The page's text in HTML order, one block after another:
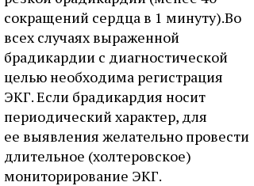
сокращений сердца в 1 минуту).Во
всех случаях выраженной
брадикардии с диагностической
целью необходима регистрация
ЭКГ. Если брадикардия носит
периодический характер, для
ее выявления желательно провести
длительное (холтеровское)
мониторирование ЭКГ.